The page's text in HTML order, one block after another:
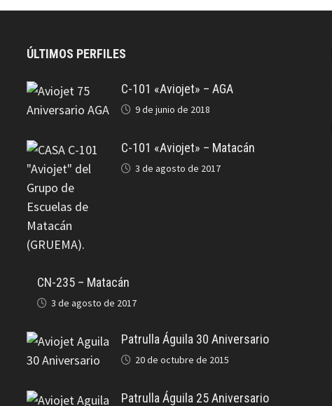
ÚLTIMOS PERFILES
C-101 «Aviojet» – AGA
9 de junio de 2018
C-101 «Aviojet» – Matacán
3 de agosto de 2017
CN-235 – Matacán
3 de agosto de 2017
Patrulla Águila 30 Aniversario
20 de octubre de 2015
Patrulla Águila 25 Aniversario